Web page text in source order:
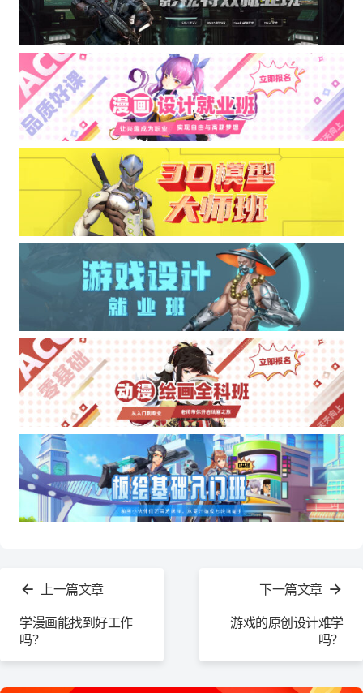
上一篇文章
学漫画能找到好工作
吗？
下一篇文章
游戏的原创设计难学
吗？